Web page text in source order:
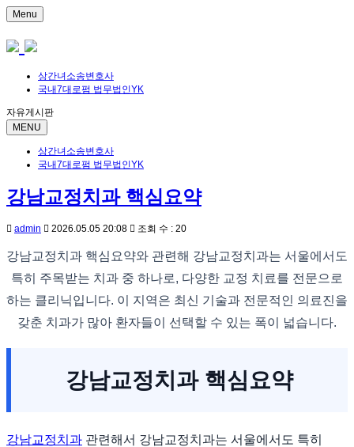
Menu
상간녀소송변호사
국내7대로펌 법무법인YK
자유게시판
MENU
상간녀소송변호사
국내7대로펌 법무법인YK
강남교정치과 핵심요약
admin 2026.05.05 20:08 조회 수 : 20
강남교정치과 핵심요약와 관련해 강남교정치과는 서울에서도
특히 주목받는 치과 중 하나로, 다양한 교정 치료를 전문으로
하는 클리닉입니다. 이 지역은 최신 기술과 전문적인 의료진을
갖춘 치과가 많아 환자들이 선택할 수 있는 폭이 넓습니다.
강남교정치과 핵심요약
강남교정치과 관련해서 강남교정치과는 서울에서도 특히